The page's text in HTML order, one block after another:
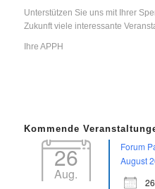
Unterstützen Sie uns mit Ihrer
Zukunft viele interessante
Ihre APPH
Kommende
26
Aug.
Forum
August